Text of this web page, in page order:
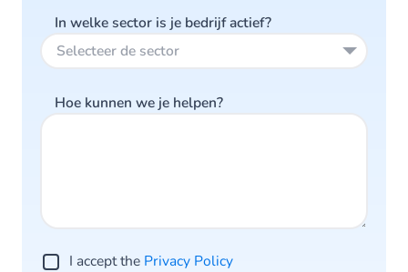
In welke sector is je bedrijf actief?
Selecteer de sector
Hoe kunnen we je helpen?
I accept the Privacy Po licy